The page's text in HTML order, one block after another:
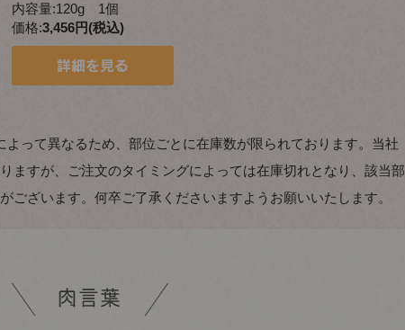
内容量:120g 1個
価格:3,456円(税込)
って異なるため、部位ごとに在庫数が限られております。当社
ますが、ご注文のタイミングによっては在庫切れとなり、該当部
ございます。何卒ご了承くださいますようお願いいたします。